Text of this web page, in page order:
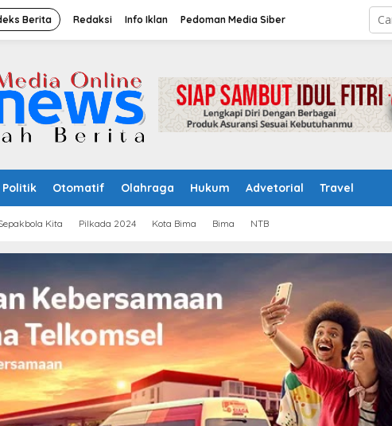
Berita Redaksi Info Iklan Pedoman Media Siber
Politik Otomatif Olahraga Hukum Advetorial Travel
Kita Pilkada 2024 Kota Bima Bima NTB